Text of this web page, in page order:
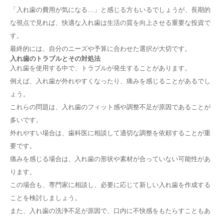
「入れ歯の費用が気になる…」と感じる方もいるでしょうが、長期的
な視点で見れば、快適な入れ歯は生活の質を向上させる重要な投資で
す。
最終的には、自分のニーズや予算に合わせた選択が大切です。
入れ歯のトラブルとその対処法
入れ歯を使用する中で、トラブルが発生することがあります。
例えば、入れ歯が外れやすくなったり、痛みを感じることがあるでし
ょう。
これらの問題は、入れ歯のフィット感や調整不足が原因であることが
多いです。
外れやすい場合は、歯科医に相談して適切な調整を依頼することが重
要です。
痛みを感じる場合は、入れ歯の形状や素材が合っていない可能性があ
ります。
この場合も、専門家に相談し、必要に応じて新しい入れ歯を作成する
ことを検討しましょう。
また、入れ歯の洗浄不足が原因で、口内に不快感をもたらすこともあ